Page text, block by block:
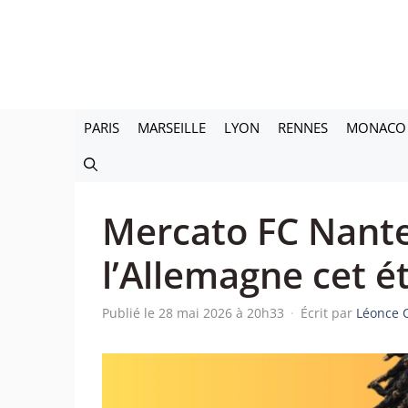
PARIS MARSEILLE LYON RENNES MONACO
Mercato FC
l’Allemagne cet
Publié le 28 mai 2026 à 20h33 · Écrit par Léonce